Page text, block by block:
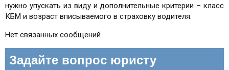
нужно упускать из виду и дополнительные критерии – класс
КБМ и возраст вписываемого в страховку водителя.
Нет связанных сообщений